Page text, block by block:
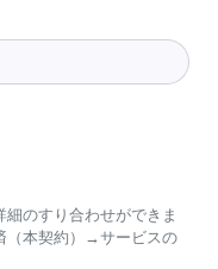
のすり合わせができま
（本契約）→サービスの